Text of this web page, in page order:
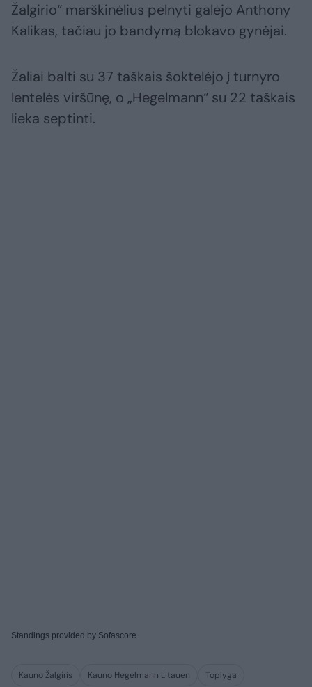
Žalgirio“ marškinėlius pelnyti galėjo Anthony
Kalikas, tačiau jo bandymą blokavo gynėjai.
Žaliai balti su 37 taškais šoktelėjo į turnyro
lentelės viršūnę, o „Hegelmann“ su 22 taškais
lieka septinti.
Standings provided by Sofascore
Kauno Žalgiris Kauno Hegelmann Litauen Toplyga